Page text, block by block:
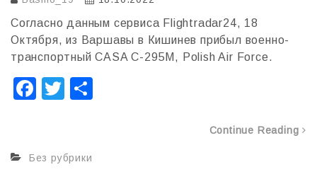
Согласно данным сервиса Flightradar24, 18
Октября, из Варшавы в Кишинев прибыл военно-
транспортный CASA C-295M, Polish Air Force.
F
e
T
er
Continue Reading
Без рубрики